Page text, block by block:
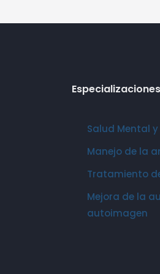
Especializaciones
Salud Mental
Manejo de la
Tratamiento
Mejora de la
autoimagen